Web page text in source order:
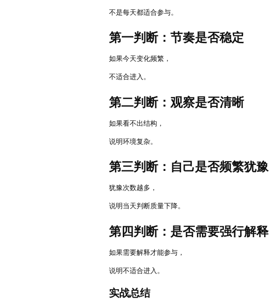
不是每天都适合参与。
第一判断：节奏是否稳定
如果今天变化频繁，
不适合进入。
第二判断：观察是否清晰
如果看不出结构，
说明环境复杂。
第三判断：自己是否频繁犹豫
犹豫次数越多，
说明当天判断质量下降。
第四判断：是否需要强行解释
如果需要解释才能参与，
说明不适合进入。
实战总结